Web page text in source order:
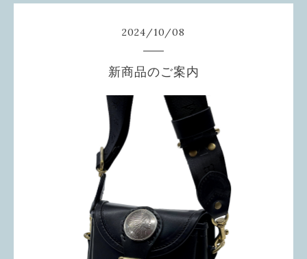
2024/10/08
新商品のご案内